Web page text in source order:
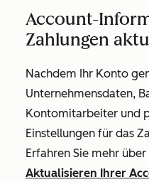
Account-
Zahlungen
Nachdem Ihr Konto
Unternehmensdaten,
Kontomitarbeiter und
Einstellungen für das
Erfahren Sie mehr über
Aktualisieren Ihrer